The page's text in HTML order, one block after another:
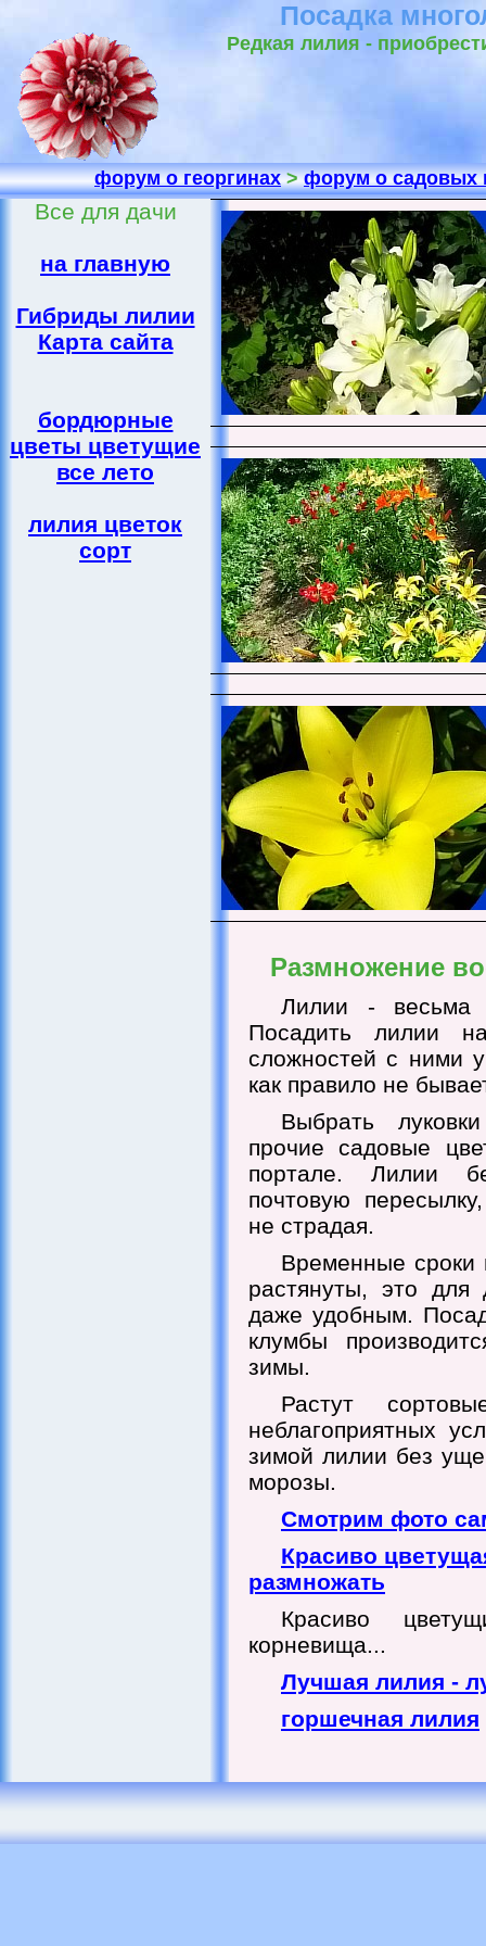
Посадка
Редкая лилия -
форум о георгинах>форум о садовых
Все для дачи
на главную
Гибриды лилии
Карта сайта
бордюрные
цветы цветущие
все лето
лилия цветок
сорт
Размножение
Лилии - весьма
Посадить лилии
сложностей с ними
как правило не
Выбрать
прочие садовые
портале. Лилии
почтовую
не страдая.
Временные сроки
растянуты, это для
даже удобным.
клумбы
зимы.
Растут
неблагоприятных
зимой лилии без
морозы.
Смотрим фото
Красиво
размножать
Красиво
корневища...
Лучшая лилия -
горшечная лилия